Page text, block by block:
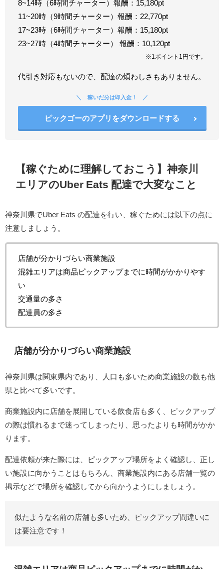
8~14時（6時間チャーター）報酬：15,180pt
11~20時（9時間チャーター）報酬：22,770pt
17~23時（6時間チャーター）報酬：15,180pt
23~27時（4時間チャーター） 報酬：10,120pt
※1ポイント1円です。
代引き対応もないので、配達の煩わしさもありません。
稼いだ分は即入金！
ピックゴーのアプリをダウンロードする
【稼ぐために理解しておこう】神奈川
エリアのUber Eats 配達で大変なこと
神奈川県でUber Eats の配達を行い、稼ぐためには以下の点に
注意しましょう。
店舗が分かりづらい商業施設
混雑エリアは商品ピックアップまでに時間がかかりやす
い
交通量の多さ
配達員の多さ
店舗が分かりづらい商業施設
神奈川県は関東県内であり、人口も多いため商業施設の数も他
県と比べて多いです。
商業施設内に店舗を展開している飲食店も多く、ピックアップ
の際は慣れるまで迷ってしまったり、思ったよりも時間がかか
ります。
配達依頼が来た際には、ピックアップ場所をよく確認し、正し
い施設に向かうことはもちろん、商業施設内にある店舗一覧の
掲示などで場所を確認してから向かうようにしましょう。
似たような名前の店舗も多いため、ピックアップ間違いに
は要注意です！